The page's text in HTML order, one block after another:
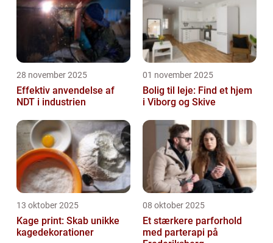
28 november 2025
Effektiv anvendelse af
NDT i industrien
01 november 2025
Bolig til leje: Find et hjem
i Viborg og Skive
13 oktober 2025
Kage print: Skab unikke
kagedekorationer
08 oktober 2025
Et stærkere parforhold
med parterapi på